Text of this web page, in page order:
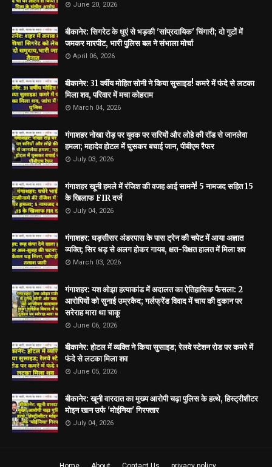
June 20, 2026
बीकानेर: सिगरेट के धुएं से भड़की 'सांप्रदायिक' चिंगारी; दो गुटों में
जमकर मारपीट, भारी पुलिस बल ने संभाला मोर्चा
April 06, 2026
बीकानेर: 31 वर्षीय मोहित सोनी ने किया सुसाइड! कमरे में फंदे से लटका
मिला शव, परिवार में मचा कोहराम
March 04, 2026
गंगाशहर नोखा रोड़ पर युवक पर सरियों और लोहे की रॉड से जानलेवा
हमला; महादेव होटल में घुसकर बचाई जान, पीबीएम रैफर
July 03, 2026
गंगाशहर खूनी हमले में रंजिश की वजह आई सामने! 5 नामजद सहित 15
के खिलाफ FIR दर्ज
July 04, 2026
गंगाशहर: घड़सीसर अंडरपास के पास ट्रेन की चपेट में आया अज्ञात
व्यक्ति; सिर धड़ से अलग होकर गायब, क्षत-विक्षत हालत में मिला शव
March 03, 2026
गंगाशहर: यश ओझा हत्याकांड में अदालत का ऐतिहासिक फैसला: 2
आरोपियों को सुनाई उम्रकैद; गर्लफ्रेंड विवाद में चाय की दुकान पर
सरेराह मारा था चाकू
June 06, 2026
बीकानेर: होटल में व्यक्ति ने किया सुसाइड; रेलवे स्टेशन रोड पर कमरे में
फंदे से लटका मिला शव
June 05, 2026
बीकानेर: खूनी वारदात का मुख्य आरोपी चढ़ा पुलिस के हत्थे, हिस्ट्रीशीटर
मोइन खान उर्फ 'मोईनिया' गिरफ्तार
July 04, 2026